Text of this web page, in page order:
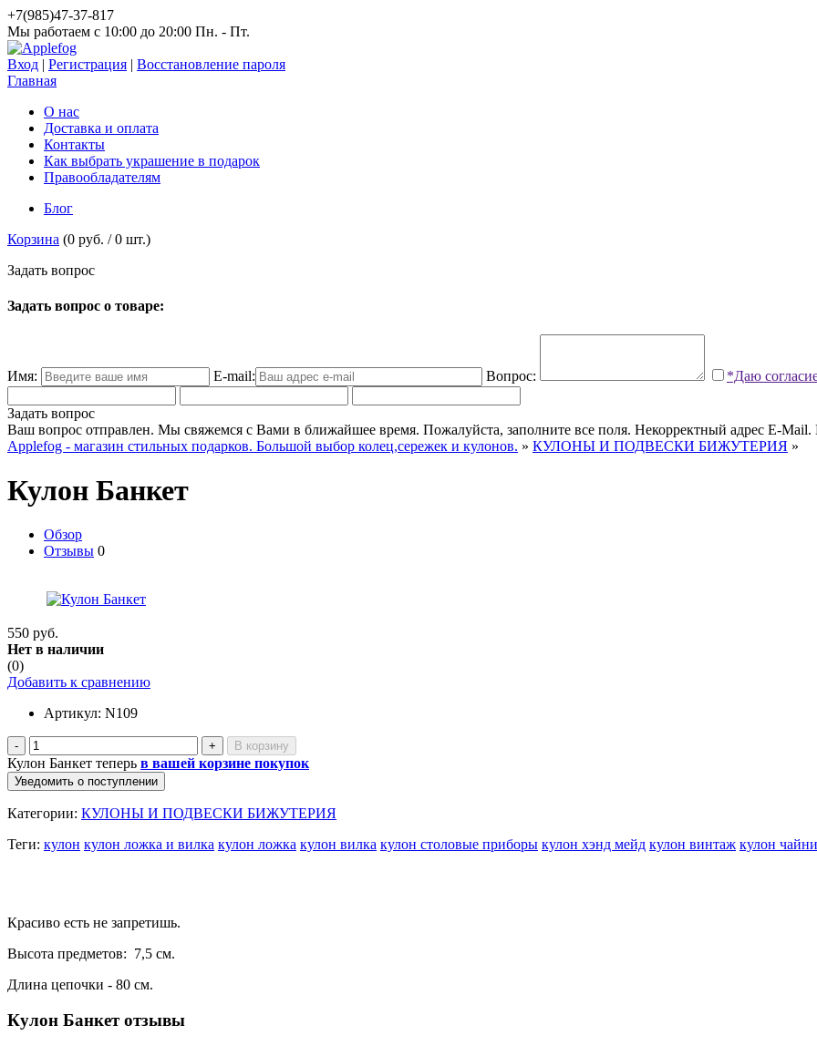
+7(985)47-37-817
Мы работаем c 10:00 до 20:00 Пн. - Пт.
Вход | Регистрация | Восстановление пароля
Главная
О нас
Доставка и оплата
Контакты
Как выбрать украшение в подарок
Правообладателям
Блог
Корзина (0 руб. /0 шт.)
Задать вопрос
Задать вопрос о товаре:
Имя: E-mail: Вопрос: *Даю
Задать вопрос
Ваш вопрос отправлен. Мы свяжемся с Вами в ближайшее время. Пожалуйста, заполните все поля. Некорректный адрес E-Mail.
Applefog - магазин стильных подарков. Большой выбор колец,сережек и кулонов. » КУЛОНЫ И ПОДВЕСКИ БИЖУТЕРИЯ »
Кулон Банкет
Обзор
Отзывы 0
550 руб.
Нет в наличии
(0)
Добавить к сравнению
Артикул: N109
- +
Кулон Банкет теперь в вашей корзине покупок
Уведомить о поступлении
Категории: КУЛОНЫ И ПОДВЕСКИ БИЖУТЕРИЯ
Теги: кулон кулон ложка и вилка кулон ложка кулон вилка кулон столовые приборы кулон хэнд мейд кулон винтаж кулон
Красиво есть не запретишь.
Высота предметов: 7,5 см.
Длина цепочки - 80 см.
Кулон Банкет отзывы